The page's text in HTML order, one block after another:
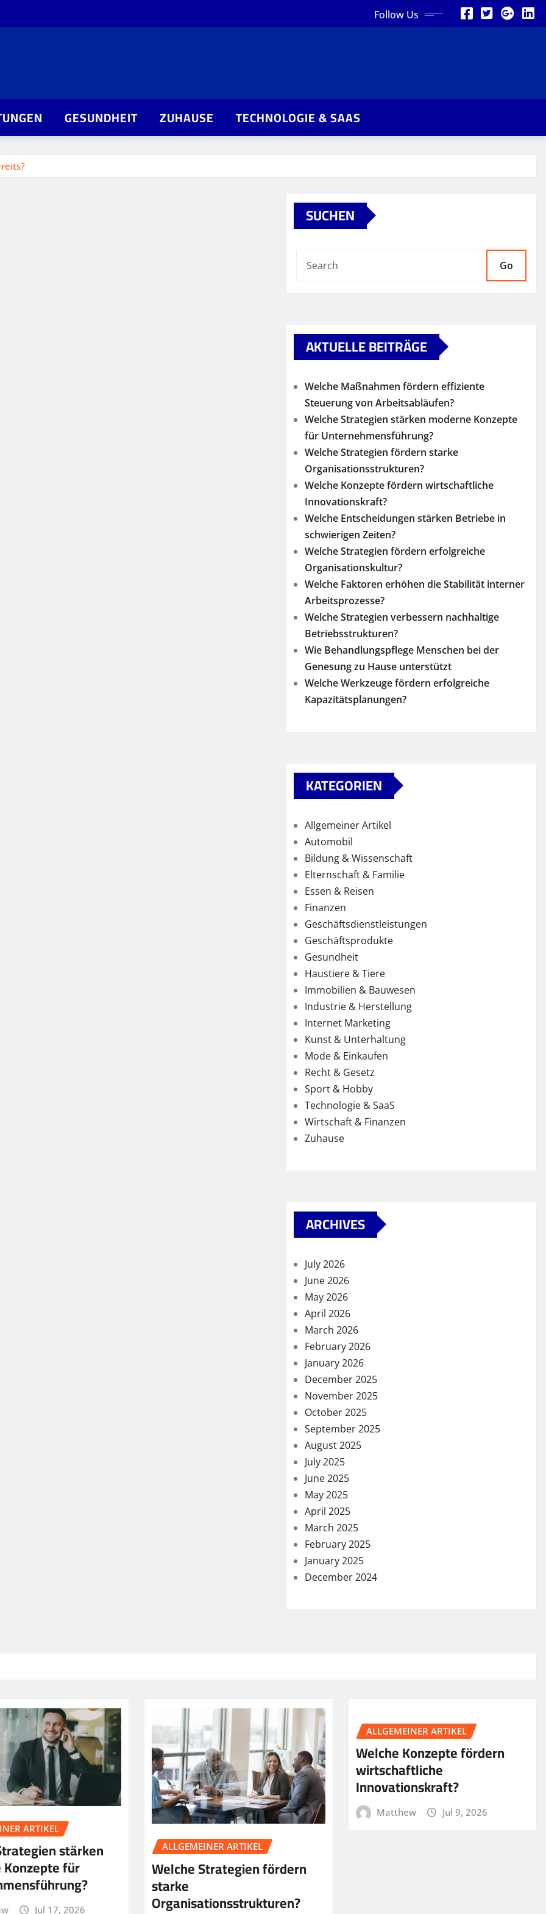
Follow Us
GESUNDHEIT ZUHAUSE TECHNOLOGIE & SAAS
SUCHEN
Go
AKTUELLE BEITRÄGE
Welche Maßnahmen fördern effiziente
Steuerung von Arbeitsabläufen?
Welche Strategien stärken moderne Konzepte
für Unternehmensführung?
Welche Strategien fördern starke
Organisationsstrukturen?
Welche Konzepte fördern wirtschaftliche
Innovationskraft?
Welche Entscheidungen stärken Betriebe in
schwierigen Zeiten?
Welche Strategien fördern erfolgreiche
Organisationskultur?
Welche Faktoren erhöhen die Stabilität interner
Arbeitsprozesse?
Welche Strategien verbessern nachhaltige
Betriebsstrukturen?
Wie Behandlungspflege Menschen bei der
Genesung zu Hause unterstützt
Welche Werkzeuge fördern erfolgreiche
Kapazitätsplanungen?
KATEGORIEN
Allgemeiner Artikel
Automobil
Bildung & Wissenschaft
Elternschaft & Familie
Essen & Reisen
Finanzen
Geschäftsdienstleistungen
Geschäftsprodukte
Gesundheit
Haustiere & Tiere
Immobilien & Bauwesen
Industrie & Herstellung
Internet Marketing
Kunst & Unterhaltung
Mode & Einkaufen
Recht & Gesetz
Sport & Hobby
Technologie & SaaS
Wirtschaft & Finanzen
Zuhause
ARCHIVES
July 2026
June 2026
May 2026
April 2026
March 2026
February 2026
January 2026
December 2025
November 2025
October 2025
September 2025
August 2025
July 2025
June 2025
May 2025
April 2025
March 2025
February 2025
January 2025
December 2024
ARTIKEL
stärken
für
Jul 17, 2026
ALLGEMEINER ARTIKEL
Welche Strategien fördern
starke
Organisationsstrukturen?
ALLGEMEINER ARTIKEL
Welche Konzepte fördern
wirtschaftliche
Innovationskraft?
Matthew Jul 9, 2026